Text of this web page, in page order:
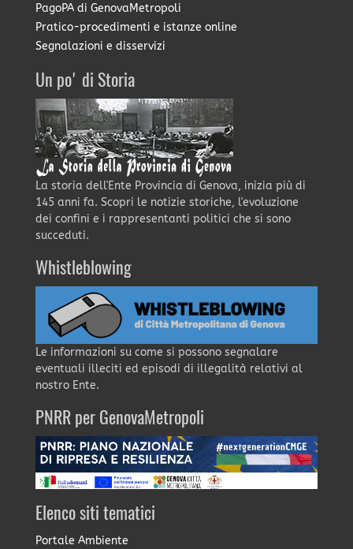
PagoPA di GenovaMetropoli
Pratico-procedimenti e istanze online
Segnalazioni e disservizi
Un po' di Storia
La storia dell'Ente Provincia di Genova, inizia più di
145 anni fa. Scopri le notizie storiche, l'evoluzione
dei confini e i rappresentanti politici che si sono
succeduti.
Whistleblowing
Le informazioni su come si possono segnalare
eventuali illeciti ed episodi di illegalità relativi al
nostro Ente.
PNRR per GenovaMetropoli
Elenco siti tematici
Portale Ambiente